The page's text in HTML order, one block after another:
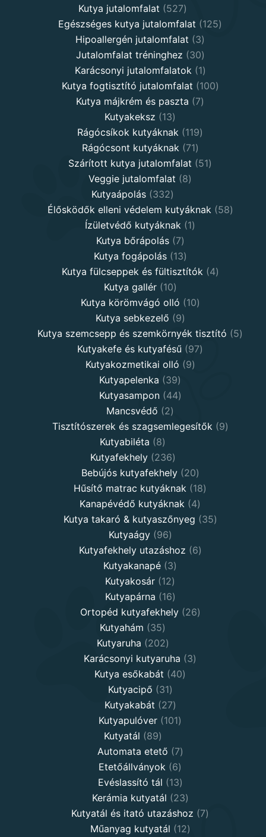
Kutya jutalomfalat 527527
products
Egészséges kutya jutalomfalat 125125
Hipoallergén jutalomfalat 33
products
Jutalomfalat tréninghez 3030
products
Karácsonyi jutalomfalatok 11
product
Kutya fogtisztító jutalomfalat 100100
Kutya májkrém és paszta 77
Kutyakeksz 1313
products
Rágócsíkok kutyáknak 119119
Rágócsont kutyáknak 7171
products
Szárított kutya jutalomfalat 5151
Veggie jutalomfalat 88
Kutyaápolás 332332
products
Élősködők elleni védelem kutyáknak 5858
Ízületvédő kutyáknak 11
Kutya bőrápolás 77
products
Kutya fogápolás 1313
products
Kutya fülcseppek és fültisztítók 44
Kutya gallér 1010
products
Kutya körömvágó olló 1010
Kutya sebkezelő 99
products
Kutya szemcsepp és szemkörnyék tisztító 55
Kutyakefe és kutyafésű 9797
Kutyakozmetikai olló 99
Kutyapelenka 3939
products
Kutyasampon 4444
Mancsvédő 22
products
Tisztítószerek és szagsemlegesítők 99
Kutyabiléta 88
products
Kutyafekhely 236236
products
Bebújós kutyafekhely 2020
products
Hűsítő matrac kutyáknak 1818
Kanapévédő kutyáknak 44
products
Kutya takaró & kutyaszőnyeg 3535
Kutyaágy 9696
products
Kutyafekhely utazáshoz 66
Kutyakanapé 33
products
Kutyakosár 1212
products
Kutyapárna 1616
products
Ortopéd kutyafekhely 2626
Kutyahám 3535
products
Kutyaruha 202202
products
Karácsonyi kutyaruha 33
Kutya esőkabát 4040
Kutyacipő 3131
products
Kutyakabát 2727
products
Kutyapulóver 101101
Kutyatál 8989
products
Automata etető 77
products
Etetőállványok 66
products
Evéslassító tál 1313
products
Kerámia kutyatál 2323
products
Kutyatál és itató utazáshoz 77
Műanyag kutyatál 1212